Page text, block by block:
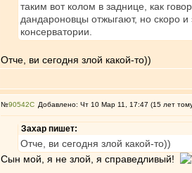
таким вот колом в заднице, как
дандароновцы отжыгают, но скоро
консерватории.
Отче, ви сегодня злой какой-то))
№90542 Добавлено: Чт 10 Мар 11, 17:47 (15 лет
Захар пишет:
Отче, ви сегодня злой какой-то))
Сын мой, я не злой, я справедливый!